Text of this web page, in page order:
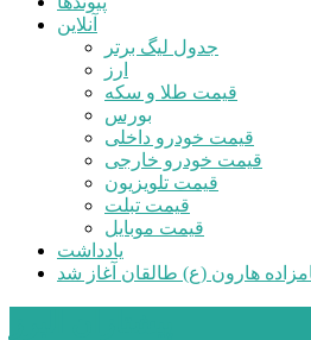
آنلاین
جدول لیگ برتر
ارز
قیمت طلا و سکه
بورس
قیمت خودرو داخلی
قیمت خودرو خارجی
قیمت تلویزیون
قیمت تبلت
قیمت موبایل
یادداشت
هارون (ع) طالقان آغاز شد